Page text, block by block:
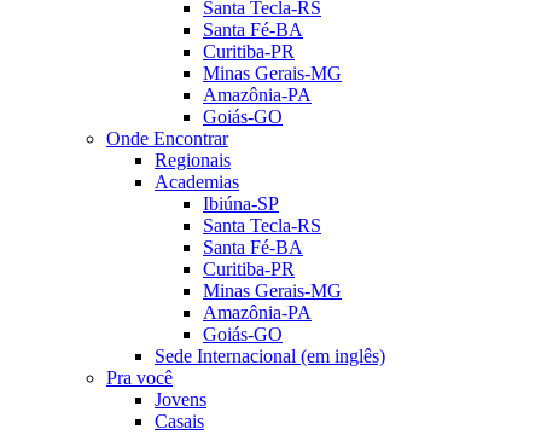
Santa Tecla-RS
Santa Fé-BA
Curitiba-PR
Minas Gerais-MG
Amazônia-PA
Goiás-GO
Onde Encontrar
Regionais
Academias
Ibiúna-SP
Santa Tecla-RS
Santa Fé-BA
Curitiba-PR
Minas Gerais-MG
Amazônia-PA
Goiás-GO
Sede Internacional (em inglês)
Pra você
Jovens
Casais